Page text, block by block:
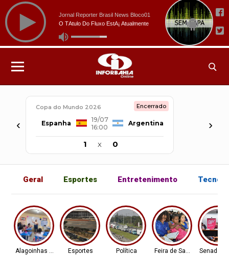
‹
Copa do Mundo 2026 Encerrado
Espanha
19/07
16:00
Argentina
1 x 0
›
Geral Esportes Entretenimento
Alagoinhas - BA Esportes Política Feira de Santana-BA
Senado